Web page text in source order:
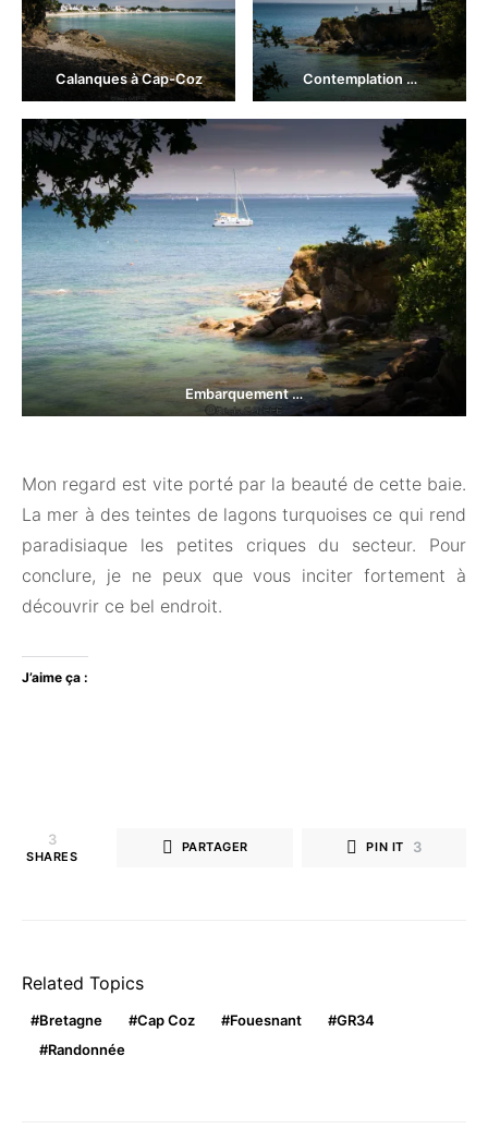
Calanques à Cap-Coz Contemplation …
Embarquement …
Mon regard est vite porté par la beauté de cette baie.
La mer à des teintes de lagons turquoises ce qui rend
paradisiaque les petites criques du secteur. Pour
conclure, je ne peux que vous inciter fortement à
découvrir ce bel endroit.
J’aime ça :
3
SHARES
PARTAGER PIN IT 3
Related Topics
Bretagne Cap Coz Fouesnant
GR34
Randonnée